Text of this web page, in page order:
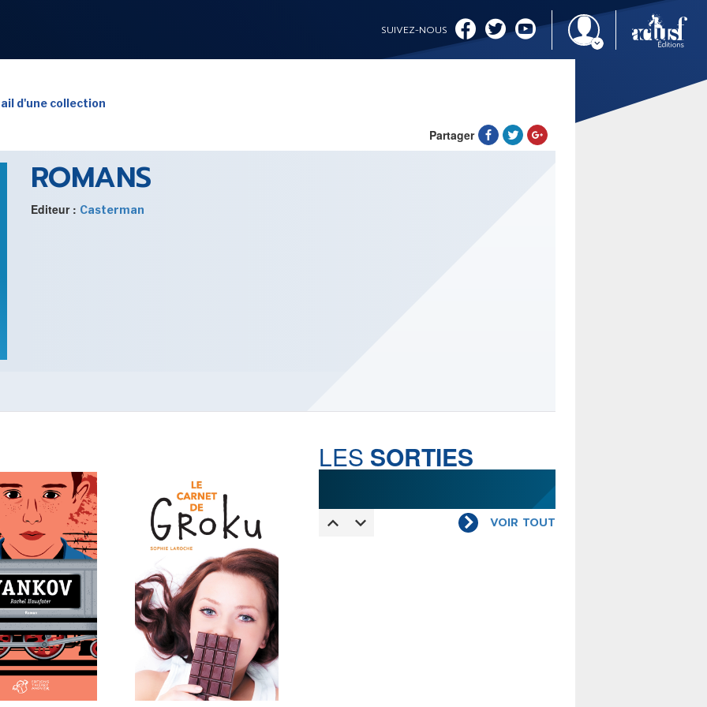
SUIVEZ-NOUS
LES UTOPIALES 2025
ÉVÉNEMENTS
CONVENTION
SPECTACLE
DÉBAT
EMISSION
L'AGENDA
DERNIERS
ÉVÉNEMENTS
d'une collection
Partager
ROMANS
Editeur : Casterman
LES SORTIES
VOIR TOUT